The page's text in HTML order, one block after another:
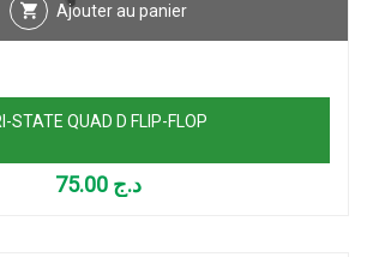
Ajouter au panier
STATE QUAD D FLIP-FLOP
د.ج